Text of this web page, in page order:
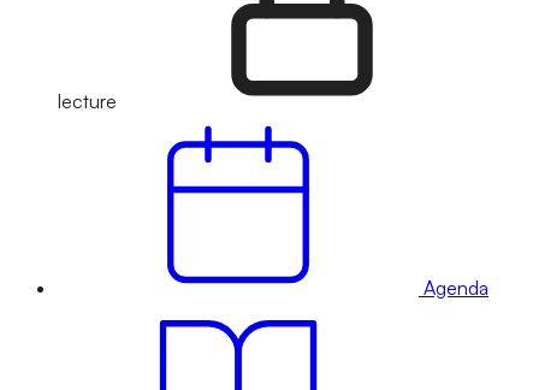
lecture
Agenda